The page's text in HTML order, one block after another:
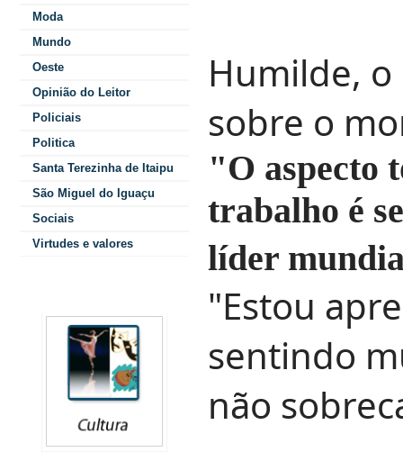
Moda
Mundo
Oeste
Opinião do Leitor
Policiais
Politica
Santa Terezinha de Itaipu
São Miguel do Iguaçu
Sociais
Virtudes e valores
Humilde,
sobre o
"O aspecto
trabalho é
líder
"Estou
sentindo
não